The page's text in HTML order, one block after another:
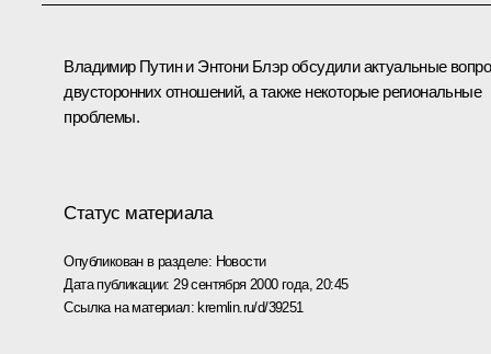
Владимир Путин и Энтони Блэр обсудили актуальные
двусторонних отношений, а также некоторые региональные
проблемы.
Статус материала
Опубликован в разделе: Новости
Дата публикации: 29 сентября 2000 года, 20:45
Ссылка на материал:kremlin.ru/d/39251